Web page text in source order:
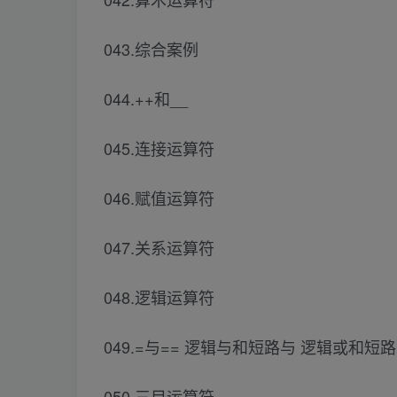
043.综合案例
044.++和__
045.连接运算符
046.赋值运算符
047.关系运算符
048.逻辑运算符
049.=与== 逻辑与和短路与 逻辑或和短